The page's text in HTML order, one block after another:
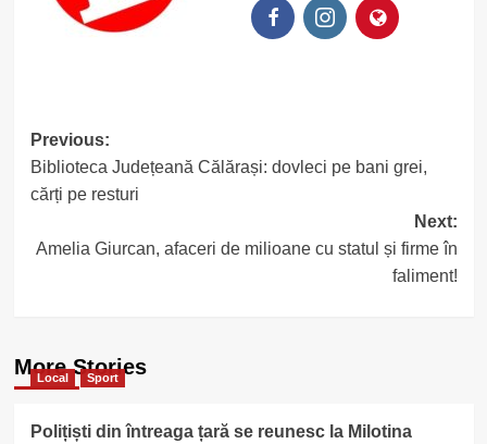
Post
navigation
Previous:
Biblioteca Județeană Călărași: dovleci pe bani grei,
cărți pe resturi
Next:
Amelia Giurcan, afaceri de milioane cu statul și firme în
faliment!
More Stories
Local Sport
Polițiști din întreaga țară se reunesc la Milotina